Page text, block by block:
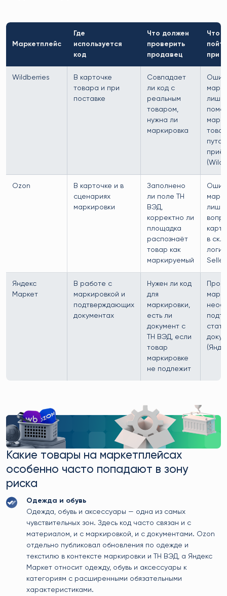
Маркетплейс
Где
используется
код
Что должен
проверить
продавец
Что
при
Wildberries
В карточке
товара и при
поставке
Совпадает
ли код с
реальным
товаром,
нужна ли
маркировка
Ozon
В карточке и в
сценариях
маркировки
Заполнено
ли поле ТН
ВЭД,
корректно ли
площадка
распознаёт
товар как
маркируемый
в
Seller)
Яндекс
Маркет
В работе с
маркировкой и
подтверждающих
документах
Нужен ли код
для
маркировки,
есть ли
документ с
ТН ВЭД, если
товар
маркировке
не подлежит
Какие товары на маркетплейсах
особенно часто попадают в зону
риска
Одежда и обувь
Одежда, обувь и аксессуары — одна из самых
чувствительных зон. Здесь код часто связан и с
материалом, и с маркировкой, и с документами. Ozon
отдельно публиковал обновления по одежде и
текстилю в контексте маркировки и ТН ВЭД, а Яндекс
Маркет относит одежду, обувь и аксессуары к
категориям с расширенными обязательными
характеристиками.